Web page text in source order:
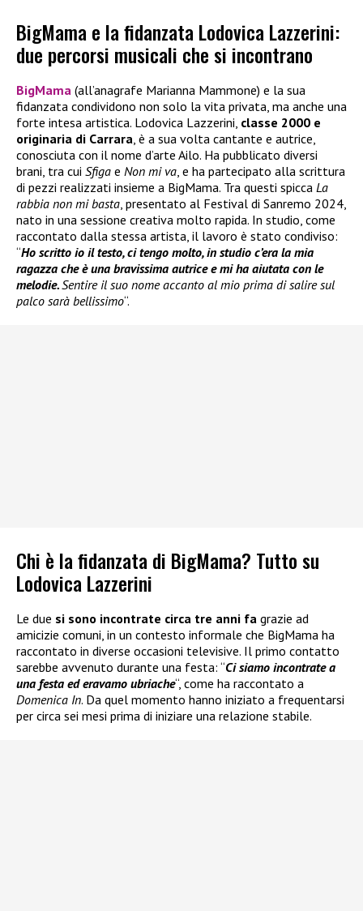
BigMama e la fidanzata Lodovica Lazzerini:
due percorsi musicali che si incontrano
BigMama (all’anagrafe Marianna Mammone) e la sua
fidanzata condividono non solo la vita privata, ma anche una
forte intesa artistica. Lodovica Lazzerini, classe 2000 e
originaria di Carrara , è a sua volta cantante e autrice,
conosciuta con il nome d’arte Ailo. Ha pubblicato diversi
brani, tra cui Sfiga e Non mi va , e ha partecipato alla scrittura
di pezzi realizzati insieme a BigMama. Tra questi spicca La
rabbia non mi basta , presentato al Festival di Sanremo 2024,
nato in una sessione creativa molto rapida. In studio, come
raccontato dalla stessa artista, il lavoro è stato condiviso:
“Ho scritto io il testo, ci tengo molto, in studio c’era la mia
ragazza che è una bravissima autrice e mi ha aiutata con le
melodie.Sentire il suo nome accanto al mio prima di salire sul
palco sarà bellissimo“.
Chi è la fidanzata di BigMama? Tutto su
Lodovica Lazzerini
Le due si sono incontrate circa tre anni fa grazie ad
amicizie comuni, in un contesto informale che BigMama ha
raccontato in diverse occasioni televisive. Il primo contatto
sarebbe avvenuto durante una festa: “Ci siamo incontrate a
una festa ed eravamo ubriache“, come ha raccontato a
Domenica In. Da quel momento hanno iniziato a frequentarsi
per circa sei mesi prima di iniziare una relazione stabile.